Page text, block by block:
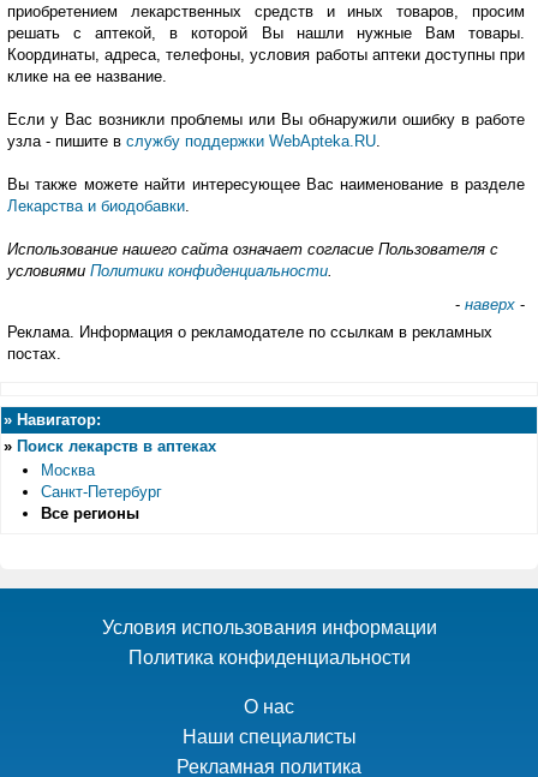
приобретением лекарственных средств и иных товаров, просим
решать с аптекой, в которой Вы нашли нужные Вам товары.
Координаты, адреса, телефоны, условия работы аптеки доступны при
клике на ее название.
Если у Вас возникли проблемы или Вы обнаружили ошибку в работе
узла - пишите в службу поддержки WebApteka.RU
Вы также можете найти интересующее Вас наименование в разделе
Лекарства и биодобавки
Использование нашего сайта означает согласие Пользователя с
условиями Политики конфиденциальности
- наверх -
Реклама. Информация о рекламодателе по ссылкам в рекламных
постах.
» Навигатор:
» Поиск лекарств в аптеках
Москва
Санкт-Петербург
Все регионы
Условия использования информации
Политика конфиденциальности
О нас
Наши специалисты
Рекламная политика